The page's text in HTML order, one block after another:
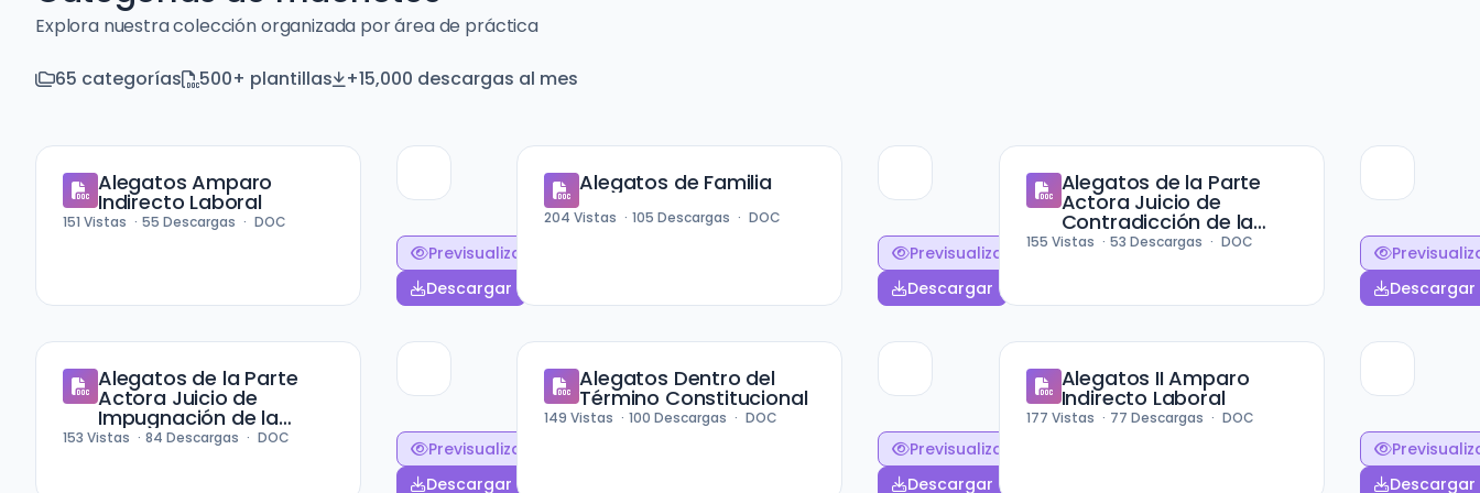
Explora nuestra colección organizada por área de práctica
65 categorías 500+ plantillas +15,000 descargas al mes
Alegatos Amparo
Indirecto Laboral
151 Vistas 55 Descargas DOC
Previsualizar
Descargar
Alegatos de Familia
204 Vistas 105 Descargas DOC
Previsualizar
Descargar
Alegatos de la Parte
Actora Juicio de
Contradicción de la
Maternidad
155 Vistas 53 Descargas DOC
Descargar
Alegatos de la Parte
Actora Juicio de
Impugnación de la
Paternidad
153 Vistas 84 Descargas DOC
Previsualizar
Descargar
Alegatos Dentro del
Término Constitucional
149 Vistas 100 Descargas DOC
Previsualizar
Descargar
Alegatos II Amparo
Indirecto Laboral
177 Vistas 77 Descargas DOC
Descargar